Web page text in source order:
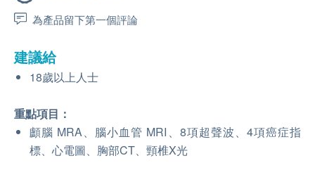
為產品留下第一個評論
建議給
18歲以上人士
重點項目：
顱腦 MRA、腦小血管 MRI、8項超聲波、4項癌症指
標、心電圖、胸部CT、頸椎X光